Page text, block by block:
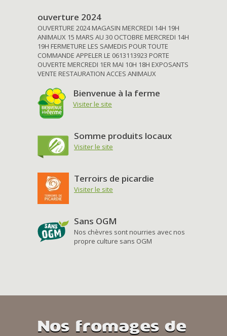
ouverture 2024
OUVERTURE 2024 MAGASIN MERCREDI 14H 19H
ANIMAUX 15 MARS AU 30 OCTOBRE MERCREDI 14H
19H FERMETURE LES SAMEDIS POUR TOUTE
COMMANDE APPELER LE 0613113923 PORTE
OUVERTE MERCREDI 1ER MAI 10H 18H EXPOSANTS
VENTE RESTAURATION ACCES ANIMAUX
Bienvenue à la ferme
Visiter le site
Somme produits locaux
Visiter le site
Terroirs de picardie
Visiter le site
Sans OGM
Nos chèvres sont nourries avec nos
propre culture sans OGM
Nos fromages de